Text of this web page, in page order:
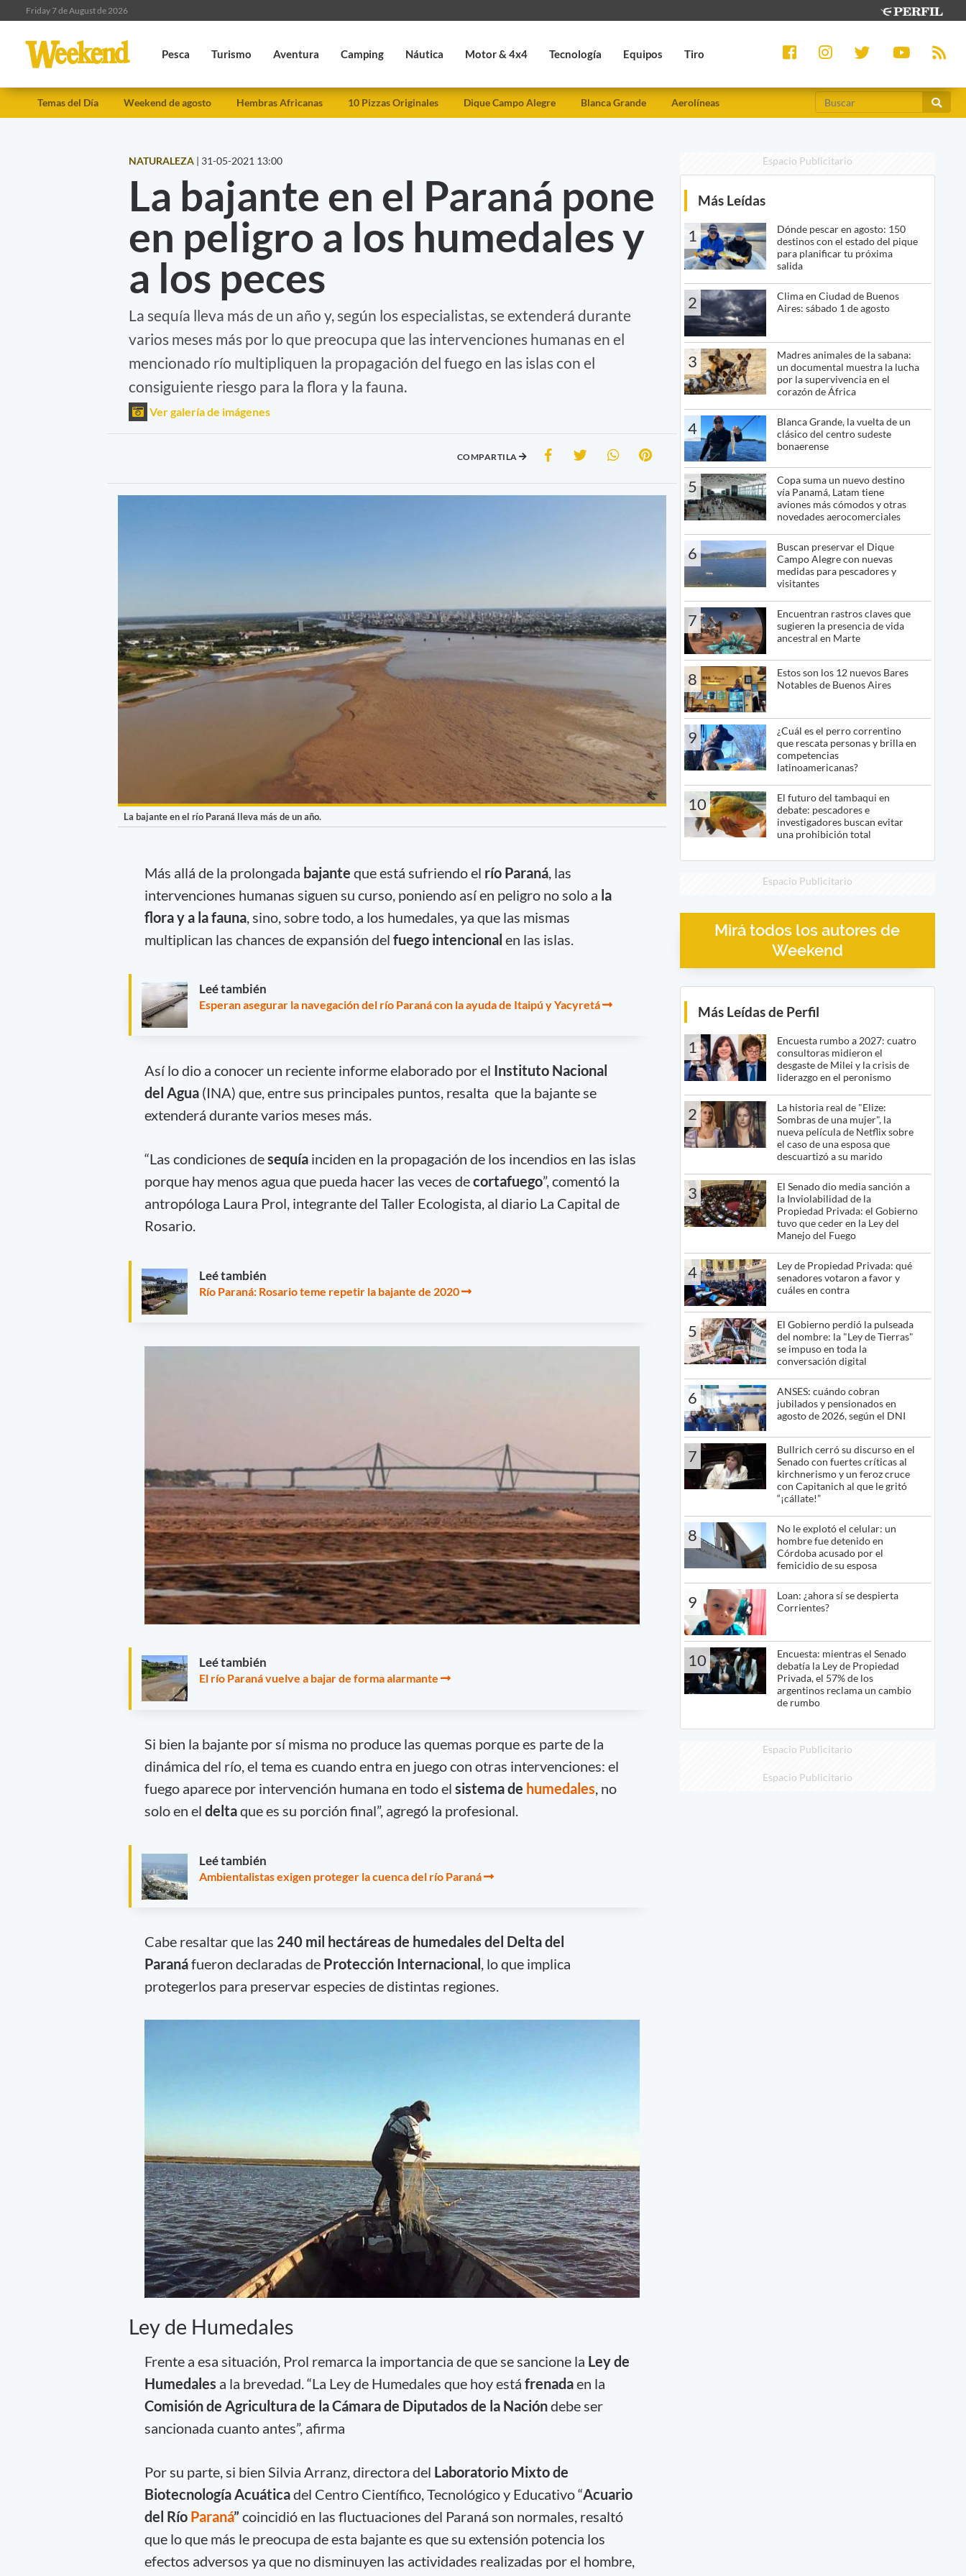
Friday 7 de August de 2026
Pesca Turismo Aventura Camping Náutica Motor & 4x4 Tecnología Equipos Tiro
Temas del Día Weekend de agosto Hembras Africanas 10 Pizzas Originales Dique Campo Alegre Blanca Grande Aerolíneas
NATURALEZA | 31-05-2021 13:00
La bajante en el Paraná pone
en peligro a los humedales y
a los peces
La sequía lleva más de un año y, según los especialistas, se extenderá durante
varios meses más por lo que preocupa que las intervenciones humanas en el
mencionado río multipliquen la propagación del fuego en las islas con el
consiguiente riesgo para la flora y la fauna.
Ver galería de imágenes
COMPARTILA
La bajante en el río Paraná lleva más de un año.
Más allá de la prolongada bajante que está sufriendo el río Paraná, las
intervenciones humanas siguen su curso, poniendo así en peligro no solo a la
flora y a la fauna, sino, sobre todo, a los humedales, ya que las mismas
multiplican las chances de expansión del fuego intencional en las islas.
Leé también
Esperan asegurar la navegación del río Paraná con la ayuda de Itaipú y Yacyretá
Así lo dio a conocer un reciente informe elaborado por el Instituto Nacional
del Agua(INA) que, entre sus principales puntos, resalta que la bajante se
extenderá durante varios meses más.
“Las condiciones desequíainciden en la propagación de los incendios en las islas
porque hay menos agua que pueda hacer las veces decortafuego”, comentó la
antropóloga Laura Prol, integrante del Taller Ecologista, al diario La Capital de
Rosario.
Leé también
Río Paraná: Rosario teme repetir la bajante de 2020
Leé también
El río Paraná vuelve a bajar de forma alarmante
Si bien la bajante por sí misma no produce las quemas porque es parte de la
dinámica del río, el tema es cuando entra en juego con otras intervenciones: el
fuego aparece por intervención humana en todo el sistema de humedales, no
solo en el deltaque es su porción final”, agregó la profesional.
Leé también
Ambientalistas exigen proteger la cuenca del río Paraná
Cabe resaltar que las 240 mil hectáreas de humedales del Delta del
Paranáfueron declaradas de Protección Internacional, lo que implica
protegerlos para preservar especies de distintas regiones.
Ley de Humedales
Frente a esa situación, Prol remarca la importancia de que se sancione la Ley de
Humedales a la brevedad. “La Ley de Humedales que hoy está frenadaen la
Comisión de Agricultura de la Cámara de Diputados de la Nacióndebe ser
sancionada cuanto antes”, afirma
Por su parte, si bien Silvia Arranz, directora del Laboratorio Mixto de
Biotecnología Acuáticadel Centro Científico, Tecnológico y Educativo “Acuario
del Río Paraná” coincidió en las fluctuaciones del Paraná son normales, resaltó
que lo que más le preocupa de esta bajante es que su extensión potencia los
efectos adversos ya que no disminuyen las actividades realizadas por el hombre,
Espacio Publicitario
Más Leídas
1
Dónde pescar en agosto: 150
destinos con el estado del pique
para planificar tu próxima
salida
2
Clima en Ciudad de Buenos
Aires: sábado 1 de agosto
3
Madres animales de la sabana:
un documental muestra la lucha
por la supervivencia en el
corazón de África
4
Blanca Grande, la vuelta de un
clásico del centro sudeste
bonaerense
5
Copa suma un nuevo destino
vía Panamá, Latam tiene
aviones más cómodos y otras
novedades aerocomerciales
6
Buscan preservar el Dique
Campo Alegre con nuevas
medidas para pescadores y
visitantes
7
Encuentran rastros claves que
sugieren la presencia de vida
ancestral en Marte
8
Estos son los 12 nuevos Bares
Notables de Buenos Aires
9
¿Cuál es el perro correntino
que rescata personas y brilla en
competencias
latinoamericanas?
10
El futuro del tambaqui en
debate: pescadores e
investigadores buscan evitar
una prohibición total
Espacio Publicitario
Mirá todos los autores de
Weekend
Más Leídas de Perfil
1
Encuesta rumbo a 2027: cuatro
consultoras midieron el
desgaste de Milei y la crisis de
liderazgo en el peronismo
2
La historia real de "Elize:
Sombras de una mujer", la
nueva película de Netflix sobre
el caso de una esposa que
descuartizó a su marido
3
El Senado dio media sanción a
la Inviolabilidad de la
Propiedad Privada: el Gobierno
tuvo que ceder en la Ley del
Manejo del Fuego
4
Ley de Propiedad Privada: qué
senadores votaron a favor y
cuáles en contra
5
El Gobierno perdió la pulseada
del nombre: la "Ley de Tierras"
se impuso en toda la
conversación digital
6
ANSES: cuándo cobran
jubilados y pensionados en
agosto de 2026, según el DNI
7
Bullrich cerró su discurso en el
Senado con fuertes críticas al
kirchnerismo y un feroz cruce
con Capitanich al que le gritó
“¡cállate!”
8
No le explotó el celular: un
hombre fue detenido en
Córdoba acusado por el
femicidio de su esposa
9
Loan: ¿ahora sí se despierta
Corrientes?
10
Encuesta: mientras el Senado
debatía la Ley de Propiedad
Privada, el 57% de los
argentinos reclama un cambio
de rumbo
Espacio Publicitario
Espacio Publicitario